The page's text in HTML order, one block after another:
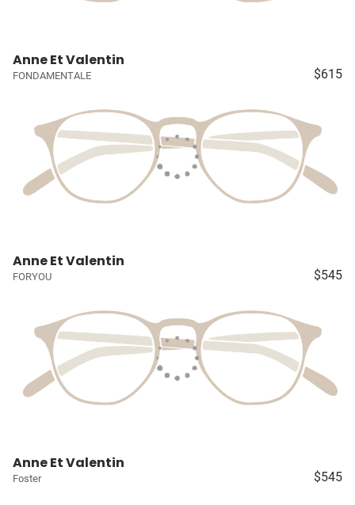
Anne Et Valentin
FONDAMENTALE $615
Anne Et Valentin
FORYOU $545
Anne Et Valentin
Foster $545